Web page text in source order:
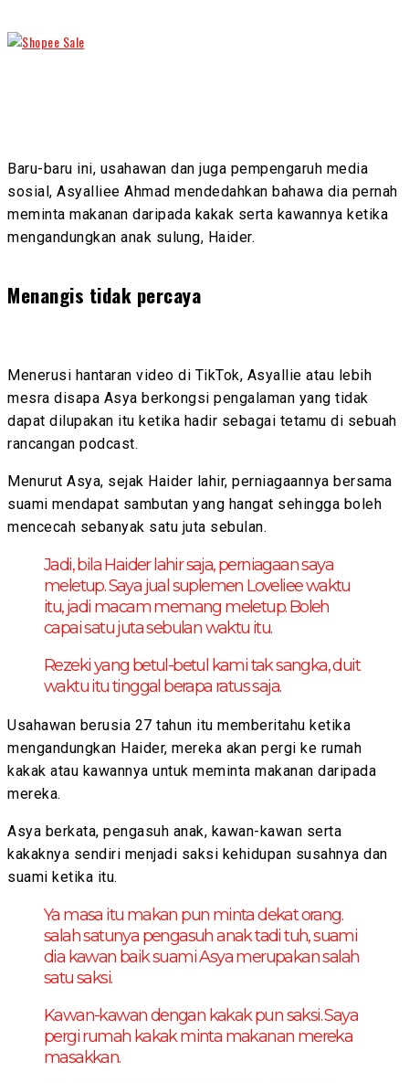
Baru-baru ini, usahawan dan juga pempengaruh media
sosial, Asyalliee Ahmad mendedahkan bahawa dia pernah
meminta makanan daripada kakak serta kawannya ketika
mengandungkan anak sulung, Haider.
Menangis tidak percaya
Menerusi hantaran video di TikTok, Asyallie atau lebih
mesra disapa Asya berkongsi pengalaman yang tidak
dapat dilupakan itu ketika hadir sebagai tetamu di sebuah
rancangan podcast.
Menurut Asya, sejak Haider lahir, perniagaannya bersama
suami mendapat sambutan yang hangat sehingga boleh
mencecah sebanyak satu juta sebulan.
Jadi, bila Haider lahir saja, perniagaan saya
meletup. Saya jual suplemen Loveliee waktu
itu, jadi macam memang meletup. Boleh
capai satu juta sebulan waktu itu.
Rezeki yang betul-betul kami tak sangka, duit
waktu itu tinggal berapa ratus saja.
Usahawan berusia 27 tahun itu memberitahu ketika
mengandungkan Haider, mereka akan pergi ke rumah
kakak atau kawannya untuk meminta makanan daripada
mereka.
Asya berkata, pengasuh anak, kawan-kawan serta
kakaknya sendiri menjadi saksi kehidupan susahnya dan
suami ketika itu.
Ya masa itu makan pun minta dekat orang.
salah satunya pengasuh anak tadi tuh, suami
dia kawan baik suami Asya merupakan salah
satu saksi.
Kawan-kawan dengan kakak pun saksi. Saya
pergi rumah kakak minta makanan mereka
masakkan.